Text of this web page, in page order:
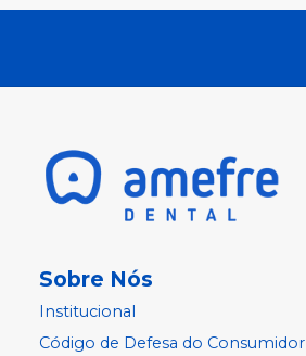
Sobre Nós
Institucional
Código de Defesa do Consumidor